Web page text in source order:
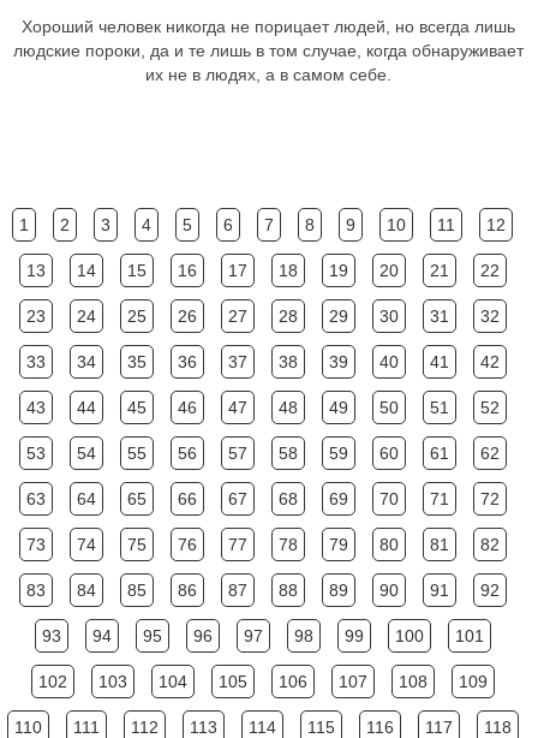
Хороший человек никогда не порицает людей, но всегда лишь
людские пороки, да и те лишь в том случае, когда обнаруживает
их не в людях, а в самом себе.
1 2 3 4 5 6 7 8 9 10 11 12
13 14 15 16 17 18 19 20 21 22
23 24 25 26 27 28 29 30 31 32
33 34 35 36 37 38 39 40 41 42
43 44 45 46 47 48 49 50 51 52
53 54 55 56 57 58 59 60 61 62
63 64 65 66 67 68 69 70 71 72
73 74 75 76 77 78 79 80 81 82
83 84 85 86 87 88 89 90 91 92
93 94 95 96 97 98 99 100 101
102 103 104 105 106 107 108 109
110 111 112 113 114 115 116 117 118